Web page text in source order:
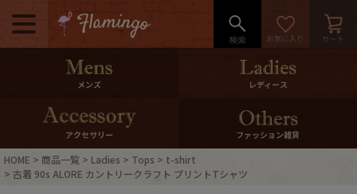
メニュー
500pt＆10％Offクーポンプレゼン
10％0ffクーポンプレゼント
ログイン・会員登録 LINE ID連携
メンズ レディース
アクセサリー ファッション雑貨
HOME 商品一覧 Ladies Tops
t-shirt
古着 90s ALORE カントリークラフト プリントTシャツ